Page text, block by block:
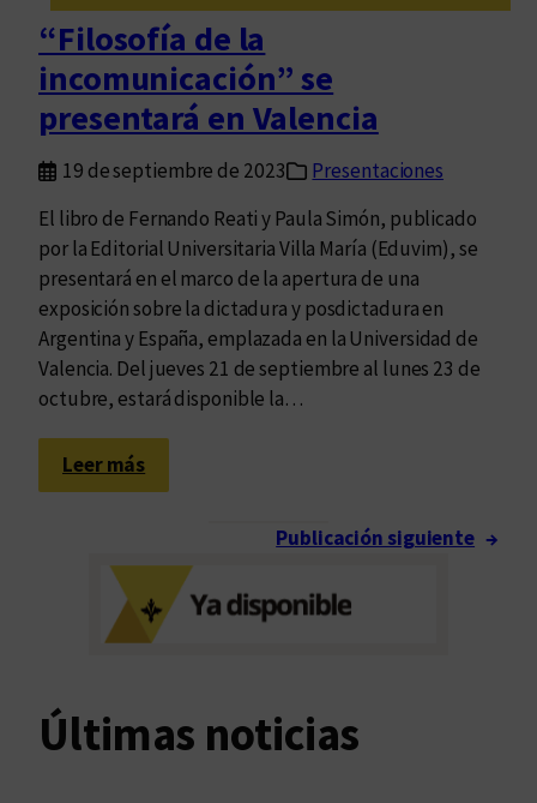
i
s
i
t
a
p
r
V
e
r
a
c
r
u
z
n
d
e
l
l
i
r
o
“
L
i
t
e
r
a
t
a
r
n
“Filosofía de la
incomunicación” se
presentará en Valencia
19 de septiembre de 2023
Presentaciones
El libro de Fernando Reati y Paula Simón, publicado
por la Editorial Universitaria Villa María (Eduvim), se
presentará en el marco de la apertura de una
exposición sobre la dictadura y posdictadura en
Argentina y España, emplazada en la Universidad de
Valencia. Del jueves 21 de septiembre al lunes 23 de
octubre, estará disponible la…
Leer más:
“
o
s
í
Publicación siguiente →
Últimas noticias